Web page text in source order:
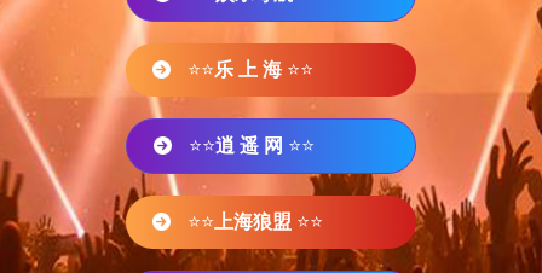
⭐⭐乐 上 海 ⭐⭐
⭐⭐逍 遥 网 ⭐⭐
⭐⭐ 上海狼盟 ⭐⭐